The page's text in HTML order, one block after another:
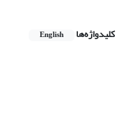
کلیدواژه‌ها English